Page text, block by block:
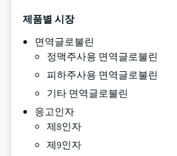
제품별 시장
면역글로불린
정맥주사용 면역글로불린
피하주사용 면역글로불린
기타 면역글로불린
응고인자
제8인자
제9인자